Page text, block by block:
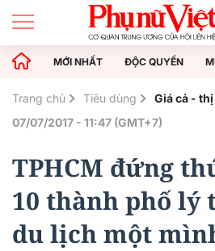
MỚI NHẤT ĐỘC QUYỀN
Trang chủ Tiêu dùng
Giá cả -
07/07/2017 - 11:47 (GMT+7)
TPHCM đứng
10 thành phố lý
du lịch một